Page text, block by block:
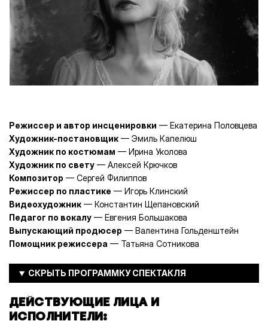
Режиссер и автор инсценировки — Екатерина Половцева
Художник-постановщик — Эмиль Капелюш
Художник по костюмам — Ирина Уколова
Художник по свету — Алексей Крючков
Композитор — Сергей Филиппов
Режиссер по пластике — Игорь Клинский
Видеохудожник — Константин Щепановский
Педагог по вокалу — Евгения Большакова
Выпускающий продюсер — Валентина Гольденштейн
Помощник режиссера — Татьяна Сотникова
ДЕЙСТВУЮЩИЕ ЛИЦА И
ИСПОЛНИТЕЛИ: